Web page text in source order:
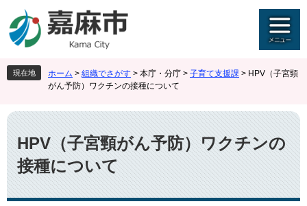
ジ
先
頭
。
ュ
を
飛
て
本
文
へ
現在地 ホーム > 組織でさがす > 本庁・分庁 > 子育て支援課 > HPV（子宮頸
がん予防）ワクチンの接種について
本
文
HPV（子宮頸がん予防）ワクチンの
接種について